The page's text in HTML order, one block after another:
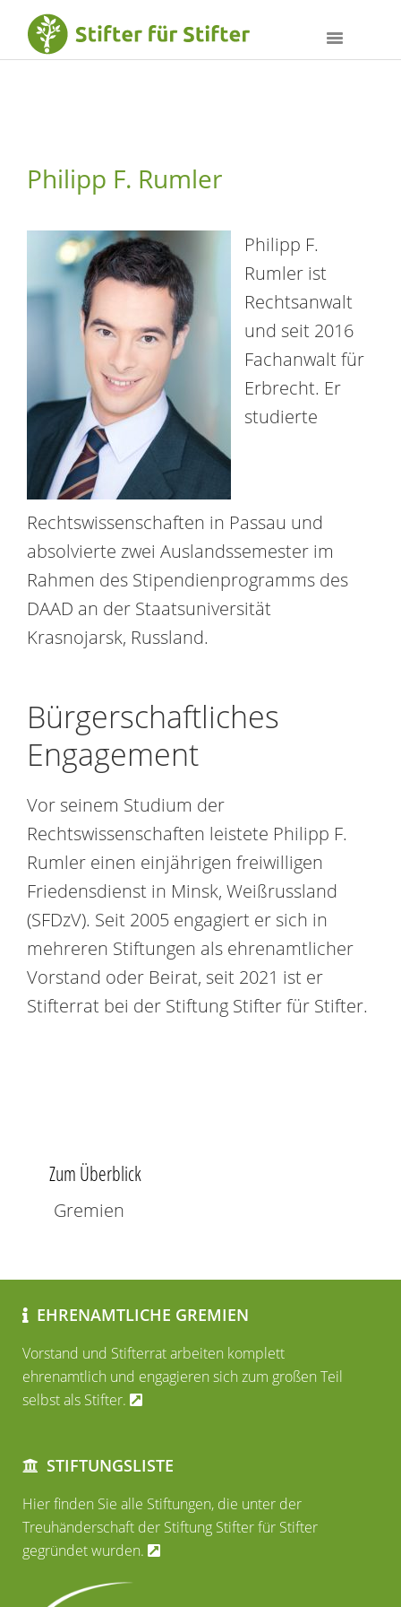
Philipp F. Rumler
Philipp F.
Rumler ist
Rechtsanwalt
und seit 2016
Fachanwalt für
Erbrecht. Er
studierte
Rechtswissenschaften in Passau und
absolvierte zwei Auslandssemester im
Rahmen des Stipendienprogramms des
DAAD an der Staatsuniversität
Krasnojarsk, Russland.
Bürgerschaftliches
Engagement
Vor seinem Studium der
Rechtswissenschaften leistete Philipp F.
Rumler einen einjährigen freiwilligen
Friedensdienst in Minsk, Weißrussland
(SFDzV). Seit 2005 engagiert er sich in
mehreren Stiftungen als ehrenamtlicher
Vorstand oder Beirat, seit 2021 ist er
Stifterrat bei der Stiftung Stifter für Stifter.
Zum Überblick
Gremien
EHRENAMTLICHE GREMIEN
Vorstand und Stifterrat arbeiten komplett
ehrenamtlich und engagieren sich zum großen Teil
selbst als Stifter.
STIFTUNGSLISTE
Hier finden Sie alle Stiftungen, die unter der
Treuhänderschaft der Stiftung Stifter für Stifter
gegründet wurden.